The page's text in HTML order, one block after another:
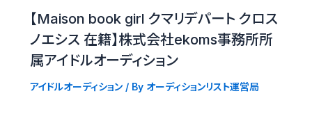
【Maison book girl クマリデパート クロス
ノエシス 在籍】株式会社ekoms事務所所
属アイドルオーディション
アイドルオーディション/ By オーディションリスト運営局